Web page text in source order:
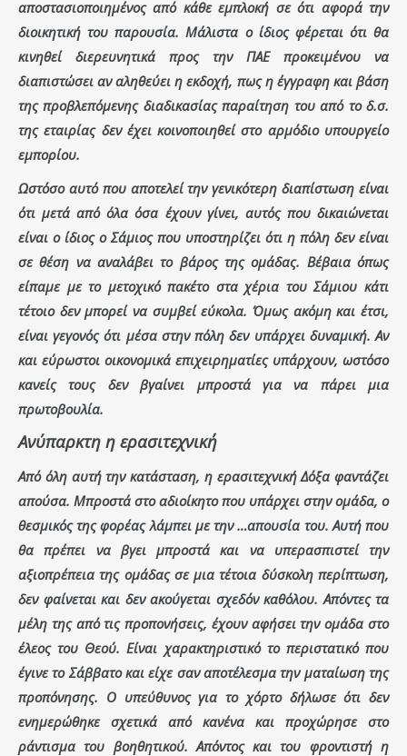
αποστασιοποιημένος από κάθε εμπλοκή σε ότι αφορά την
διοικητική του παρουσία. Μάλιστα ο ίδιος φέρεται ότι θα
κινηθεί διερευνητικά προς την ΠΑΕ προκειμένου να
διαπιστώσει αν αληθεύει η εκδοχή, πως η έγγραφη και βάση
της προβλεπόμενης διαδικασίας παραίτηση του από το δ.σ.
της εταιρίας δεν έχει κοινοποιηθεί στο αρμόδιο υπουργείο
εμπορίου.
Ωστόσο αυτό που αποτελεί την γενικότερη διαπίστωση είναι
ότι μετά από όλα όσα έχουν γίνει, αυτός που δικαιώνεται
είναι ο ίδιος ο Σάμιος που υποστηρίζει ότι η πόλη δεν είναι
σε θέση να αναλάβει το βάρος της ομάδας. Βέβαια όπως
είπαμε με το μετοχικό πακέτο στα χέρια του Σάμιου κάτι
τέτοιο δεν μπορεί να συμβεί εύκολα. Όμως ακόμη και έτσι,
είναι γεγονός ότι μέσα στην πόλη δεν υπάρχει δυναμική. Αν
και εύρωστοι οικονομικά επιχειρηματίες υπάρχουν, ωστόσο
κανείς τους δεν βγαίνει μπροστά για να πάρει μια
πρωτοβουλία.
Ανύπαρκτη η ερασιτεχνική
Από όλη αυτή την κατάσταση, η ερασιτεχνική Δόξα φαντάζει
απούσα. Μπροστά στο αδιοίκητο που υπάρχει στην ομάδα, ο
θεσμικός της φορέας λάμπει με την …απουσία του. Αυτή που
θα πρέπει να βγει μπροστά και να υπερασπιστεί την
αξιοπρέπεια της ομάδας σε μια τέτοια δύσκολη περίπτωση,
δεν φαίνεται και δεν ακούγεται σχεδόν καθόλου. Απόντες τα
μέλη της από τις προπονήσεις, έχουν αφήσει την ομάδα στο
έλεος του Θεού. Είναι χαρακτηριστικό το περιστατικό που
έγινε το Σάββατο και είχε σαν αποτέλεσμα την ματαίωση της
προπόνησης. Ο υπεύθυνος για το χόρτο δήλωσε ότι δεν
ενημερώθηκε σχετικά από κανένα και προχώρησε στο
ράντισμα του βοηθητικού. Απόντος και του φροντιστή η